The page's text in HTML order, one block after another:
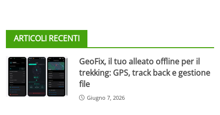
ARTICOLI RECENTI
GeoFix, il tuo alleato offline per il
trekking: GPS, track back e gestione
file
Giugno 7, 2026